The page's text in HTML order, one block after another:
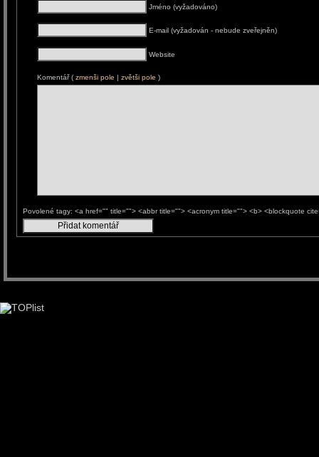
Jméno (vyžadováno)
E-mail (vyžadován - nebude zveřejněn)
Website
Komentář ( zmenši pole | zvětši pole )
Povolené tagy: <a href="" title=""> <abbr title=""> <acronym title=""> <b> <blockquote